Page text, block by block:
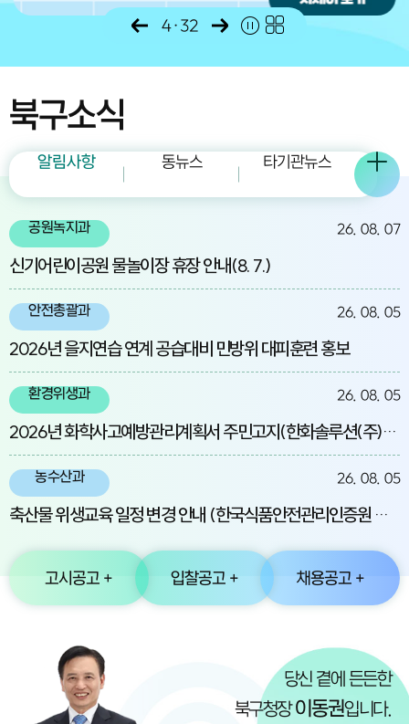
4·32
북구소식
알림사항
공원녹지과
신기어린이공원 물놀이장 휴장 안내(8. 7.)
26. 08. 07
안전총괄과
2026년 을지연습 연계 공습대비 민방위 대피훈련 홍보
26. 08. 05
환경위생과
2026년 화학사고예방관리계획서 주민고지(한화솔루션(주)울산2공장)
26. 08. 05
농수산과
축산물 위생교육 일정 변경 안내 (한국식품안전관리인증원 교육)
26. 08. 05
동뉴스 타기관뉴스
고시공고 + 입찰공고 + 채용공고 +
열린 구청장실
당신 곁에 든든한
북구청장이동권입니다.